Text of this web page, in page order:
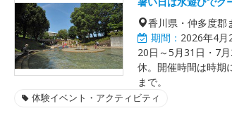
香川県・仲多度郡
期間： 2026年4
20日～5月31日・7
休。開催時間は時期
まで。
体験イベント・アクティビティ